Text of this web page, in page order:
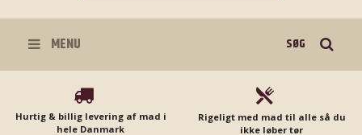
MENU
Hurtig & billig levering af mad i
hele Danmark
Rigeligt med mad til alle så du
ikke løber tør